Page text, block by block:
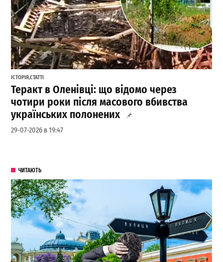
ІСТОРІЯ,СТАТТІ
Теракт в Оленівці: що відомо через
чотири роки після масового вбивства
українських полонених
29-07-2026 в 19:47
ЧИТАЮТЬ